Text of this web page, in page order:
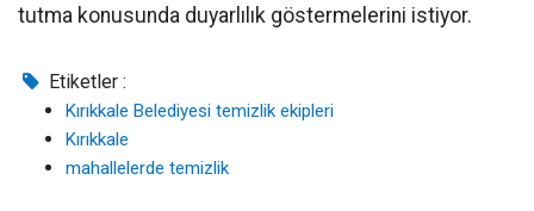
tutma konusunda duyarlılık göstermelerini istiyor.
Etiketler :
Kırıkkale Belediyesi temizlik ekipleri
Kırıkkale
mahallelerde temizlik